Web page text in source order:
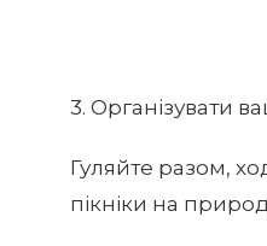
3. Організувати
Гуляйте разом,
пікніки на